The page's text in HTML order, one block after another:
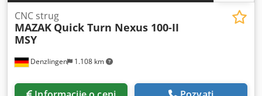
Denzlingen 1.108 km
CNC strug
MAZAK Quick Turn Nexus 100-II
MSY